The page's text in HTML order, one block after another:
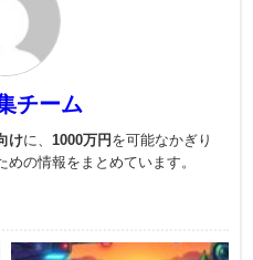
チーム
けに、 1000万円 を可能なかぎり
めの情報をまとめています。